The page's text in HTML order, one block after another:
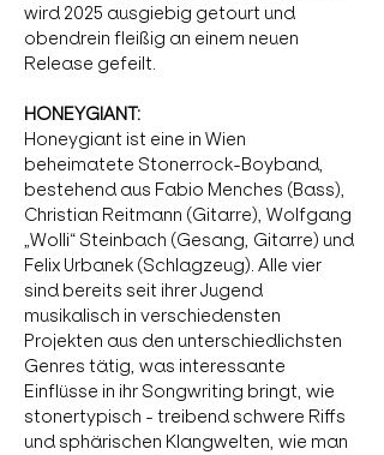
wird 2025 ausgiebig getourt und
obendrein fleißig an einem neuen
Release gefeilt.
HONEYGIANT:
Honeygiant ist eine in Wien
beheimatete Stonerrock-Boyband,
bestehend aus Fabio Menches (Bass),
Christian Reitmann (Gitarre), Wolfgang
„Wolli“ Steinbach (Gesang, Gitarre) und
Felix Urbanek (Schlagzeug). Alle vier
sind bereits seit ihrer Jugend
musikalisch in verschiedensten
Projekten aus den unterschiedlichsten
Genres tätig, was interessante
Einflüsse in ihr Songwriting bringt, wie
stonertypisch - treibend schwere Riffs
und sphärischen Klangwelten, wie man